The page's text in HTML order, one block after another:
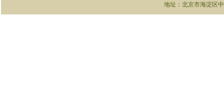
地址：北京市海淀区